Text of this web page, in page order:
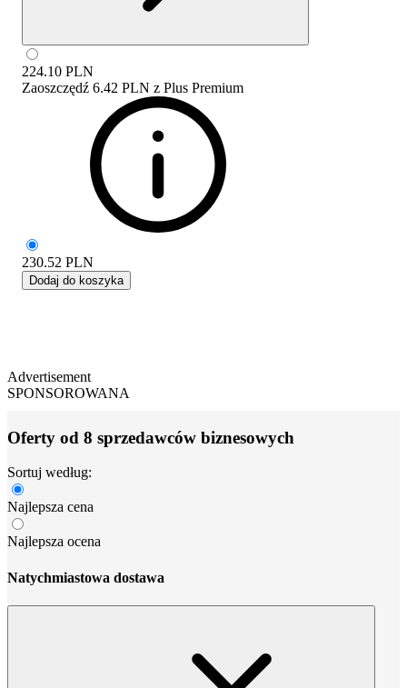
224.10 PLN
Zaoszczędź 6.42 PLN z Plus Premium
230.52 PLN
Dodaj do koszyka
Advertisement
SPONSOROWANA
Oferty od 8 sprzedawców biznesowych
Sortuj według:
Najlepsza cena
Najlepsza ocena
Natychmiastowa dostawa